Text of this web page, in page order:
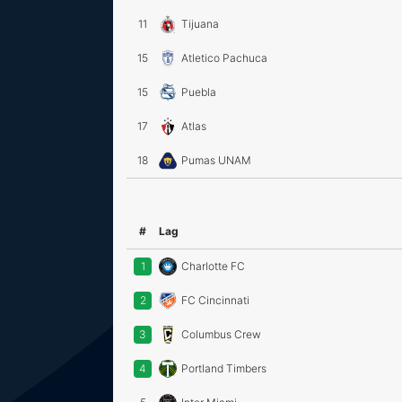
11 Tijuana
15 Atletico Pachuca
15 Puebla
17 Atlas
18 Pumas UNAM
# Lag
1 Charlotte FC
2 FC Cincinnati
3 Columbus Crew
4 Portland Timbers